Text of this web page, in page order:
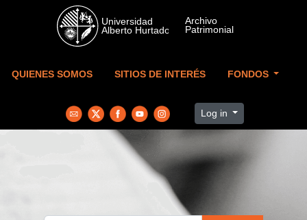
Skip to main content
QUIENES SOMOS SITIOS DE INTERÉS FONDOS
Log in